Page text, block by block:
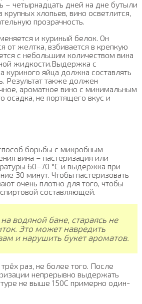
– четырнадцать дней на дне бутыли
крупных хлопьев, вино осветлится,
прозрачность.
и куриный белок. Он
от желтка, взбивается в крепкую
с небольшим количеством вина
жидкости.Выдержка с
куриного яйца должна составлять
Результат также должен
ароматное вино с минимальным
осадка, не портящего вкус и
борьбы с микробным
вина – пастеризация или
60–70 °С и выдержка при
30 минут. Чтобы пастеризовать
очень плотно для того, чтобы
составляющей.
водяной бане, стараясь не
Это может навредить
и нарушить букет ароматов.
раз, не более того. После
непрерывно выдержать
не выше 150С примерно один-